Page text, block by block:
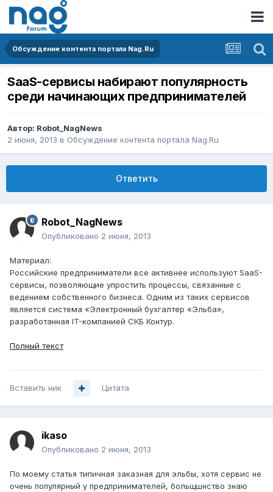
Обсуждение контента портала Nag.Ru
SaaS-сервисы набирают популярность
среди начинающих предпринимателей
Автор: Robot_NagNews
2 июня, 2013 в Обсуждение контента портала Nag.Ru
Ответить
Robot_NagNews
Опубликовано 2 июня, 2013
Материал:
Российские предприниматели все активнее используют SaaS-
сервисы, позволяющие упростить процессы, связанные с
ведением собственного бизнеса. Одним из таких сервисов
является система «Электронный бухгалтер «Эльба»,
разработанная IT-компанией СКБ Контур.
Полный текст
Вставить ник Цитата
ikaso
Опубликовано 2 июня, 2013
По моему статья типичная заказная для эльбы, хотя сервис не
очень популярный у предпринимателей, больщшнство знаю